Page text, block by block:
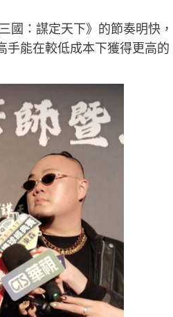
國：謀定天下》的節奏明快，
手能在較低成本下獲得更高的